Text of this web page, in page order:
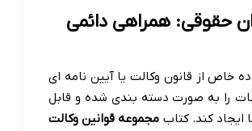
حقوقی: همراهی دائمی
خاص از قانون وکالت یا آیین نامه ای
را به صورت دسته بندی شده و قابل
ایجاد کند. کتاب مجموعه قوانین وکالت